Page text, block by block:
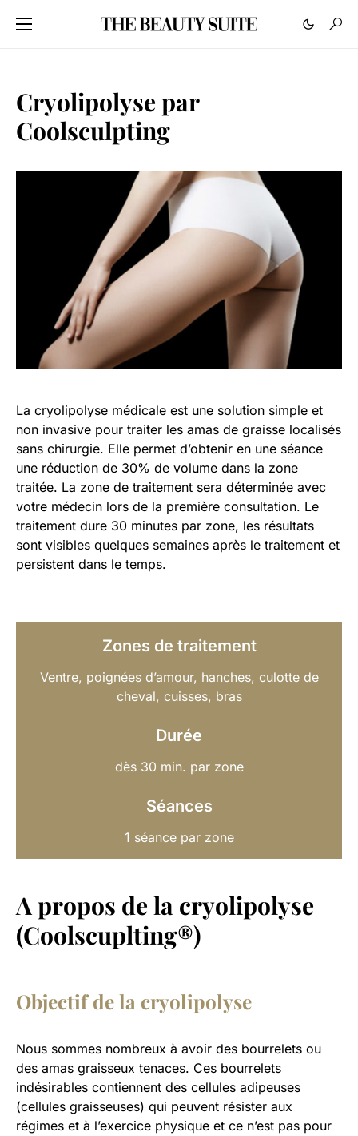
Cryolipolyse par
Coolsculpting
La cryolipolyse médicale est une solution simple et
non invasive pour traiter les amas de graisse localisés
sans chirurgie. Elle permet d’obtenir en une séance
une réduction de 30% de volume dans la zone
traitée. La zone de traitement sera déterminée avec
votre médecin lors de la première consultation. Le
traitement dure 30 minutes par zone, les résultats
sont visibles quelques semaines après le traitement et
persistent dans le temps.
Zones de traitement
Ventre, poignées d’amour, hanches, culotte de
cheval, cuisses, bras
Durée
dès 30 min. par zone
Séances
1 séance par zone
A propos de la cryolipolyse
(Coolscuplting®)
Objectif de la cryolipolyse
Nous sommes nombreux à avoir des bourrelets ou
des amas graisseux tenaces. Ces bourrelets
indésirables contiennent des cellules adipeuses
(cellules graisseuses) qui peuvent résister aux
régimes et à l’exercice physique et ce n’est pas pour